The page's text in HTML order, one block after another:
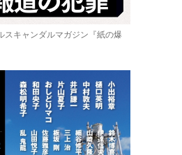
スキャンダルマガジン『紙の爆